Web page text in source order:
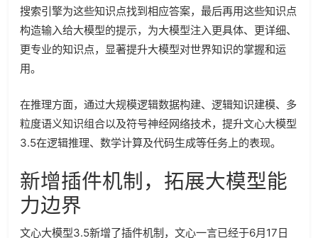
搜索引擎为这些知识点找到相应答案，最后再用这些知识点
构造输入给大模型的提示，为大模型注入更具体、更详细、
更专业的知识点，显著提升大模型对世界知识的掌握和运
用。
在推理方面，通过大规模逻辑数据构建、逻辑知识建模、多
粒度语义知识组合以及符号神经网络技术，提升文心大模型
3.5在逻辑推理、数学计算及代码生成等任务上的表现。
新增插件机制，拓展大模型能
力边界
文心大模型3.5新增了插件机制，文心一言已经于6月17日